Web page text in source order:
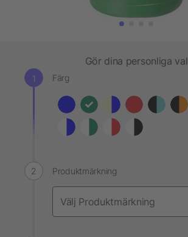
Gör dina personliga val
Färg
Produktmärkning